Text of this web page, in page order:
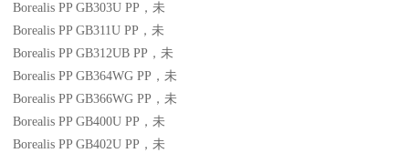
Borealis PP GB303U PP ，未
Borealis PP GB311U PP ，未
Borealis PP GB312UB PP ，未
Borealis PP GB364WG PP ，未
Borealis PP GB366WG PP ，未
Borealis PP GB400U PP ，未
Borealis PP GB402U PP ，未